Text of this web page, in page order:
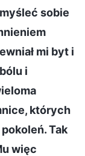
sobie
mi byt i
i
których
Tak
więc